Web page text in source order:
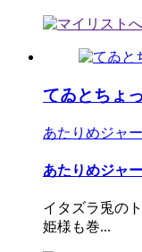
てゐとちょ
あたりめジャ
あたりめジャ
イタズラ兎の
姫様も巻...